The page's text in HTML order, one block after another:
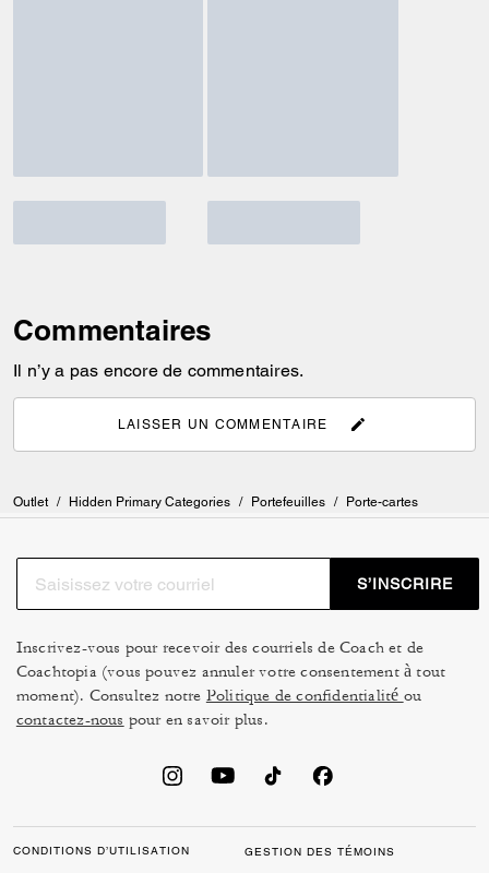
Commentaires
Il n’y a pas encore de commentaires.
LAISSER UN COMMENTAIRE
Outlet / Hidden Primary Categories / Portefeuilles / Porte-cartes
S’INSCRIRE
Inscrivez-vous pour recevoir des courriels de Coach et de
Coachtopia (vous pouvez annuler votre consentement à tout
moment). Consultez notre Politique de confidentialité ou
contactez-nous pour en savoir plus.
CONDITIONS D’UTILISATION GESTION DES TÉMOINS